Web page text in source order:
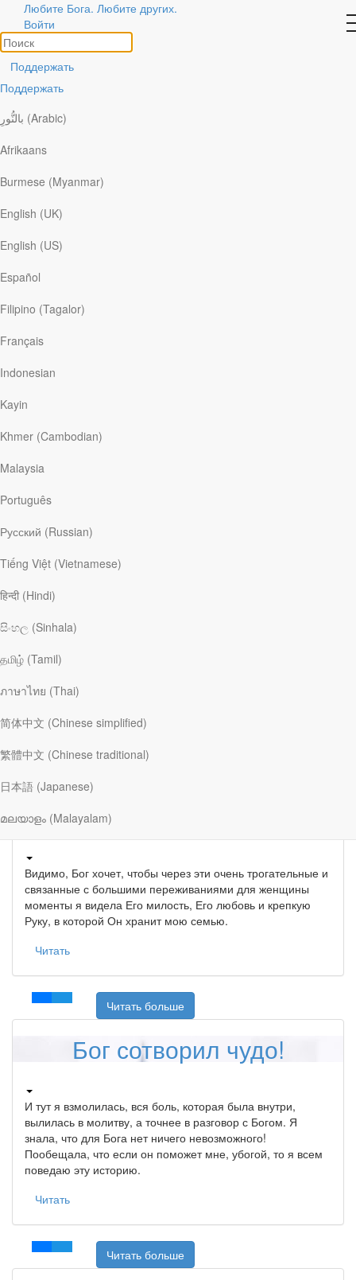
Любите Бога. Любите других.
Войти
Поддержать
Поддержать
بالنُّورِ (Arabic)
Afrikaans
Burmese (Myanmar)
English (UK)
English (US)
Español
Filipino (Tagalor)
Français
Indonesian
Kayin
Khmer (Cambodian)
Malaysia
Português
Русский (Russian)
Tiếng Việt (Vietnamese)
हिन्दी (Hindi)
සිංහල (Sinhala)
தமிழ் (Tamil)
ภาษาไทย (Thai)
简体中文 (Chinese simplified)
繁體中文 (Chinese traditional)
日本語 (Japanese)
മലയാളം (Malayalam)
Истории
оБожьих
делах
Похожие темы
Поделитесь своей историей
Поиск
Сортировать по:
Посмотреть все
по теме
по формату
Жизнь с вероятностью в 1%
Бог стучался в жизнь Виктории не один раз. Но самое
которые не могут оставить равнодушной ни одну
Идеальный подарок
беременность оказался положительным. Первый
девочки синдром Дауна. Диана решила, что Бог ошибся...
– говорит она.
Смотреть
Читать больше
«Противостойте ему твердой
Видимо, Бог хочет, чтобы через эти очень трогательные и
связанные с большими переживаниями для женщины
моменты я видела Его милость, Его любовь и крепкую
Руку, в которой Он хранит мою семью.
Читать
Читать больше
Бог сотворил чудо!
И тут я взмолилась, вся боль, которая была внутри,
вылилась в молитву, а точнее в разговор с Богом. Я
знала, что для Бога нет ничего невозможного!
Пообещала, что если он поможет мне, убогой, то я всем
поведаю эту историю.
Читать
Читать больше